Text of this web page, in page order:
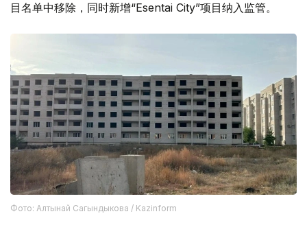
目名单中移除，同时新增“Esentai City”项目纳入监管。
Фото: Алтынай Сагындыкова / Kazinform